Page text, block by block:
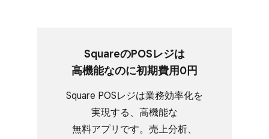
Squareの​POSレジは​
高機能なのに​初期費用0円
Square POSレジは​業務効率化を​
実現する、​高機能な​
無料アプリです。​売上分析、​